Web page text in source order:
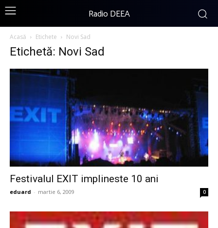
Radio DEEA
Acasă Etichete Novi Sad
Etichetă: Novi Sad
Festivalul EXIT implineste 10 ani
eduard - martie 6, 2009 0